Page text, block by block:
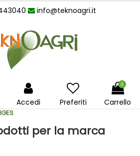
info@teknoagri.it
Accedi Preferiti
0
Carrello
per la marca